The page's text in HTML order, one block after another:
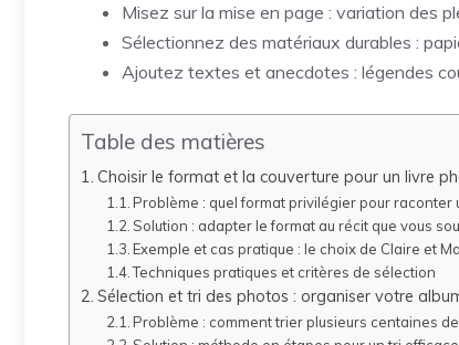
Misez sur la mise en page : variation des
Sélectionnez des matériaux durables :
Ajoutez textes et anecdotes : légendes
Table des matières
Choisir le format et la couverture pour un livre
Problème : quel format privilégier pour raconter
Solution : adapter le format au récit que vous
Exemple et cas pratique : le choix de Claire et
Techniques pratiques et critères de sélection
Sélection et tri des photos : organiser votre
Problème : comment trier plusieurs centaines